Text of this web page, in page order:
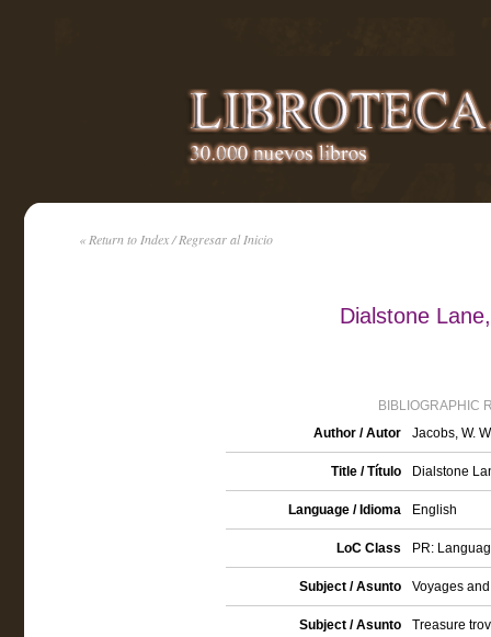
« Return to Index / Regresar al Inicio
Dialstone
BIBLIOGRAPHIC
Author / Autor
Jacobs, W.
Title / Título Dialstone
Language / Idioma English
LoC Class PR:
Subject / Asunto Voyages
Subject / Asunto Treasure